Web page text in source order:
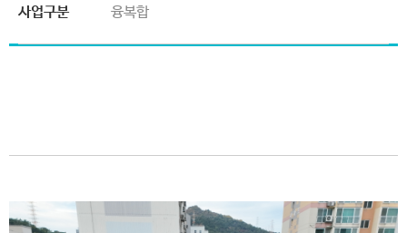
사업구분
융복합